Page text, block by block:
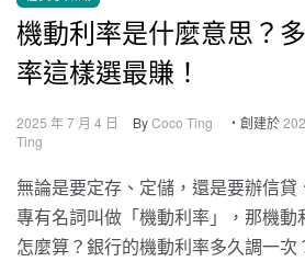
機動利率是什麼意思？
率這樣選最賺！
2025 年 7 月 4 日 ByCoco Ting ・創建於
Ting
無論是要定存、定儲，還是要辦信
專有名詞叫做「機動利率」，那機
怎麼算？銀行的機動利率多久調一